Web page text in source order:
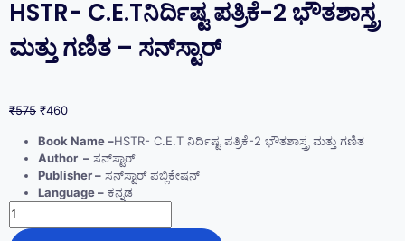
HSTR- C.E.Tನಿರ್ದಿಷ್ಟ ಪತ್ರಿಕೆ-2 ಭೌತಶಾಸ್ತ್ರ
ಮತ್ತು ಗಣಿತ – ಸನ್‌ಸ್ಟಾರ್‌
₹575 ₹460
Book Name –HSTR- C.E.T ನಿರ್ದಿಷ್ಟ ಪತ್ರಿಕೆ-2 ಭೌತಶಾಸ್ತ್ರ ಮತ್ತು ಗಣಿತ
Author – ಸನ್‌ಸ್ಟಾರ್‌
Publisher – ಸನ್‌ಸ್ಟಾರ್‌ ಪಬ್ಲಿಕೇಷನ್‌
Language – ಕನ್ನಡ